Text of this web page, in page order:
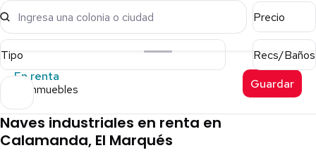
Ingresa una colonia o ciudad Precio
Tipo
Recs/Baños
En renta
22 inmuebles Guardar
Naves industriales en renta en
Calamanda, El Marqués